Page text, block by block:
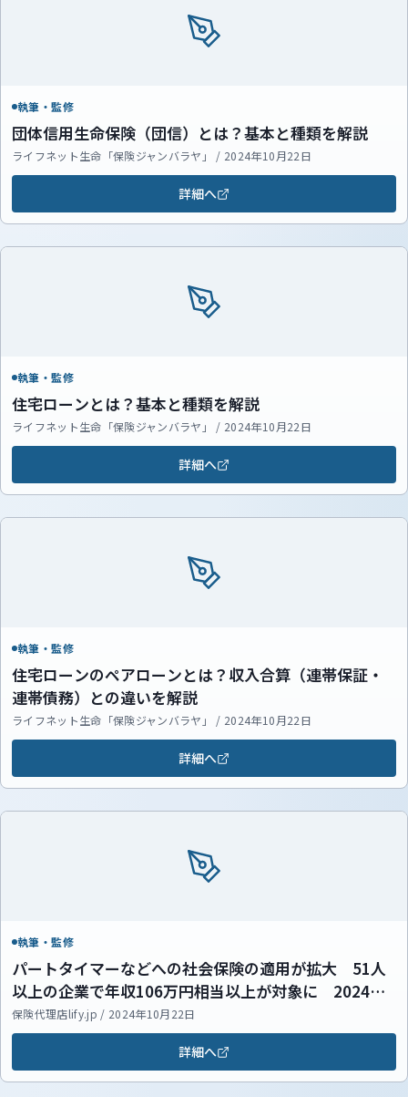
執筆・監修
団体信用生命保険（団信）とは？基本と種類を解説
ライフネット生命「保険ジャンバラヤ」 / 2024年10月22日
詳細へ
執筆・監修
住宅ローンとは？基本と種類を解説
ライフネット生命「保険ジャンバラヤ」 / 2024年10月22日
詳細へ
執筆・監修
住宅ローンのペアローンとは？収入合算（連帯保証・
連帯債務）との違いを解説
ライフネット生命「保険ジャンバラヤ」 / 2024年10月22日
詳細へ
執筆・監修
パートタイマーなどへの社会保険の適用が拡大 51人
以上の企業で年収106万円相当以上が対象に 2024年
10月から
保険代理店lify.jp / 2024年10月22日
詳細へ